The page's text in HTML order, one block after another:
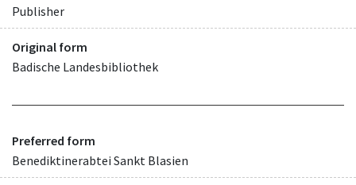
Publisher
Original form
Badische Landesbibliothek
Preferred form
Benediktinerabtei Sankt Blasien